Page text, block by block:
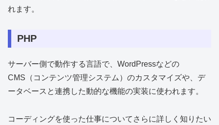
れます。
PHP
サーバー側で動作する言語で、WordPressなどの
CMS（コンテンツ管理システム）のカスタマイズや、デ
ータベースと連携した動的な機能の実装に使われます。
コーディングを使った仕事についてさらに詳しく知りたい